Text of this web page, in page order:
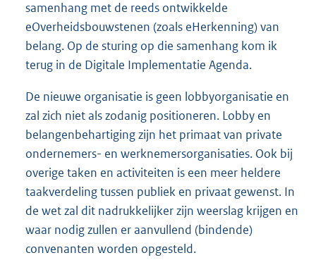
samenhang met de reeds ontwikkelde
eOverheidsbouwstenen (zoals eHerkenning) van
belang. Op de sturing op die samenhang kom ik
terug in de Digitale Implementatie Agenda.
De nieuwe organisatie is geen lobbyorganisatie en
zal zich niet als zodanig positioneren. Lobby en
belangenbehartiging zijn het primaat van private
ondernemers- en werknemersorganisaties. Ook bij
overige taken en activiteiten is een meer heldere
taakverdeling tussen publiek en privaat gewenst. In
de wet zal dit nadrukkelijker zijn weerslag krijgen en
waar nodig zullen er aanvullend (bindende)
convenanten worden opgesteld.